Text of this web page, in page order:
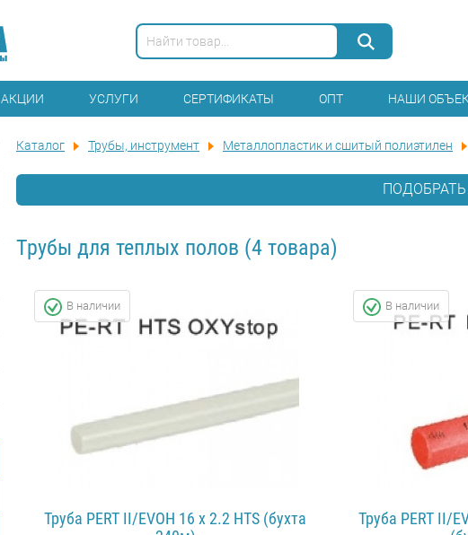
АКЦИИ УСЛУГИ СЕРТИФИКАТЫ ОПТ НАШИ
Каталог Трубы, инструмент Металлопластик и сшитый полиэтилен
Трубы для теплых полов (4 товара)
В наличии
Труба PERT II/EVOH 16 x 2.2 HTS (бухта
В наличии
Труба PERT II/